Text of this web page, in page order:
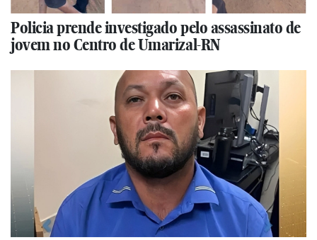
Policia prende investigado pelo assassinato de
jovem no Centro de Umarizal-RN